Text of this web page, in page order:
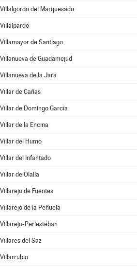
Villalgordo del Marquesado
Villalpardo
Villamayor de Santiago
Villanueva de Guadamejud
Villanueva de la Jara
Villar de Cañas
Villar de Domingo García
Villar de la Encina
Villar del Humo
Villar del Infantado
Villar de Olalla
Villarejo de Fuentes
Villarejo de la Peñuela
Villarejo-Periesteban
Villares del Saz
Villarrubio